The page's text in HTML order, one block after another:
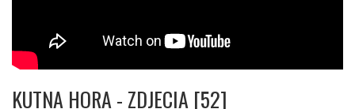
KUTNA HORA - ZDJECIA [52]